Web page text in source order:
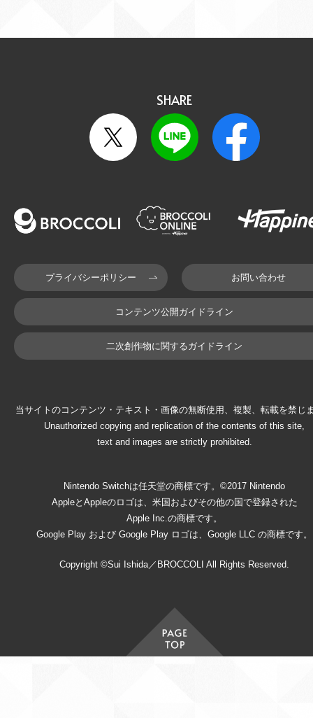
SHARE
プライバシーポリシー お問い合わせ
コンテンツ公開ガイドライン
二次創作物に関するガイドライン
当サイトのコンテンツ・テキスト・画像の無断使用、複製、転載を禁じ
Unauthorized copying and replication of the contents of this site,
text and images are strictly prohibited.
Nintendo Switchは任天堂の商標です。©2017 Nintendo
AppleとAppleのロゴは、米国およびその他の国で登録された
Apple Inc.の商標です。
Google Play および Google Play ロゴは、Google LLC の商標です。
Copyright ©Sui Ishida／BROCCOLI All Rights Reserved.